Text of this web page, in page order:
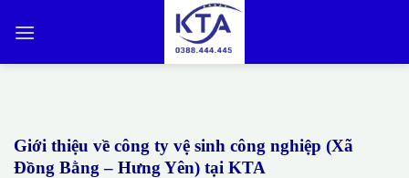
qua
Giới thiệu về công ty vệ sinh công nghiệp (Xã
Đồng Bằng – Hưng Yên) tại KTA